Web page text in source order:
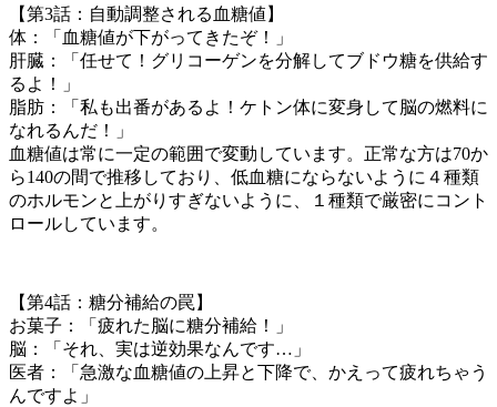
【第3話：自動調整される血糖値】
体：「血糖値が下がってきたぞ！」
肝臓：「任せて！グリコーゲンを分解してブドウ糖を供給す
るよ！」
脂肪：「私も出番があるよ！ケトン体に変身して脳の燃料に
なれるんだ！」
血糖値は常に一定の範囲で変動しています。正常な方は70か
ら140の間で推移しており、低血糖にならないように４種類
のホルモンと上がりすぎないように、１種類で厳密にコント
ロールしています。
【第4話：糖分補給の罠】
お菓子：「疲れた脳に糖分補給！」
脳：「それ、実は逆効果なんです…」
医者：「急激な血糖値の上昇と下降で、かえって疲れちゃう
んですよ」